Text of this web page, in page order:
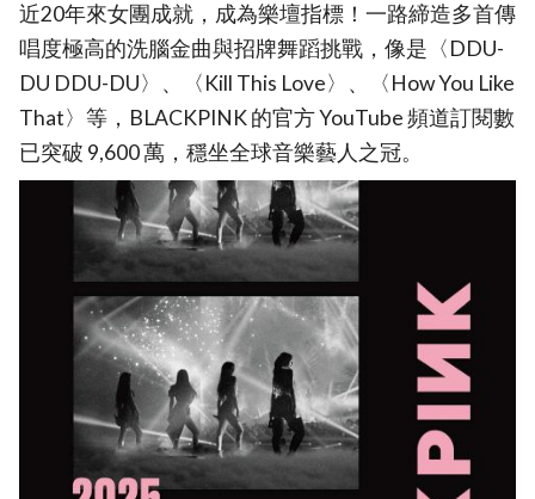
近20年來女團成就，成為樂壇指標！一路締造多首傳
唱度極高的洗腦金曲與招牌舞蹈挑戰，像是〈DDU-
DU DDU-DU〉、〈Kill This Love〉、〈How You Like
That〉等，BLACKPINK 的官方 YouTube 頻道訂閱數
已突破 9,600 萬，穩坐全球音樂藝人之冠。